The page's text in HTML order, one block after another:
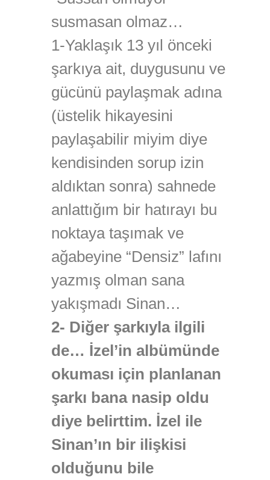
susmasan olmaz…
1-Yaklaşık 13 yıl önceki
şarkıya ait, duygusunu ve
gücünü paylaşmak adına
(üstelik hikayesini
paylaşabilir miyim diye
kendisinden sorup izin
aldıktan sonra) sahnede
anlattığım bir hatırayı bu
noktaya taşımak ve
ağabeyine “Densiz” lafını
yazmış olman sana
yakışmadı Sinan…
2- Diğer şarkıyla ilgili
de… İzel’in albümünde
okuması için planlanan
şarkı bana nasip oldu
diye belirttim. İzel ile
Sinan’ın bir ilişkisi
olduğunu bile